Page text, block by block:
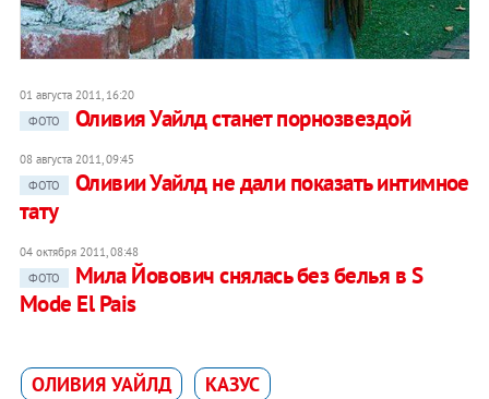
01 августа 2011, 16:20
ФОТО
Оливия Уайлд станет порнозвездой
08 августа 2011, 09:45
ФОТО
Оливии Уайлд не дали показать интимное
тату
04 октября 2011, 08:48
ФОТО
Мила Йовович снялась без белья в S
Mode El Pais
ОЛИВИЯ УАЙЛД КАЗУС